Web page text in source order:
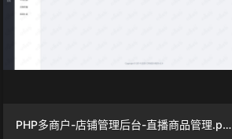
PHP多商户-店铺管理后台-直播商品管理.png